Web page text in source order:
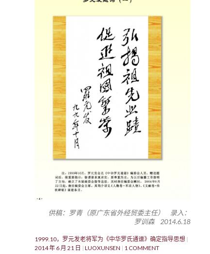
供稿：罗青（原广东省外经贸委主任） 录入：
罗训森 2014.6.18
1999.10，罗元发老将军为《中华罗氏通谱》确定指导思想
2014 年 6 月 21 日
LUOXUNSEN 1 COMMENT